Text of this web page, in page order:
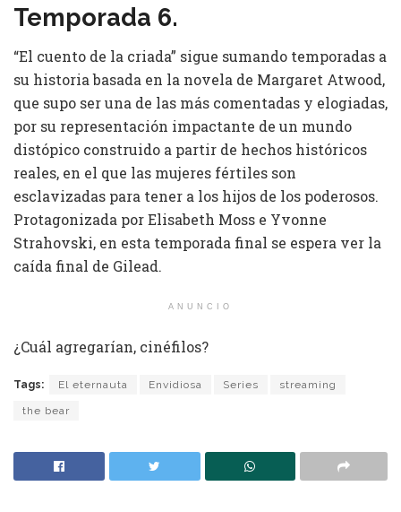
Temporada 6.
“El cuento de la criada” sigue sumando temporadas a
su historia basada en la novela de Margaret Atwood,
que supo ser una de las más comentadas y elogiadas,
por su representación impactante de un mundo
distópico construido a partir de hechos históricos
reales, en el que las mujeres fértiles son
esclavizadas para tener a los hijos de los poderosos.
Protagonizada por Elisabeth Moss e Yvonne
Strahovski, en esta temporada final se espera ver la
caída final de Gilead.
ANUNCIO
¿Cuál agregarían, cinéfilos?
Tags: El eternauta Envidiosa Series streaming
the bear